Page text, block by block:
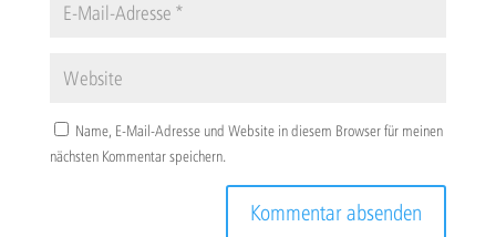
Name, E-Mail-Adresse und Website in diesem Browser für meinen
nächsten Kommentar speichern.